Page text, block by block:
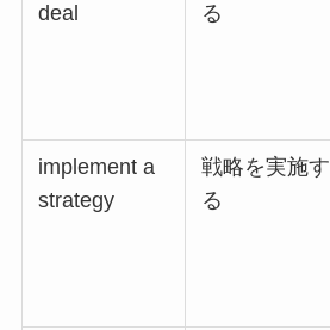
deal
る
implement a
strategy
戦略を実施す
る